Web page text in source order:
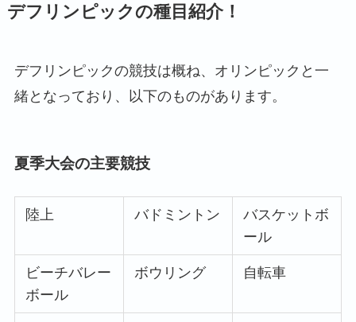
デフリンピックの種目紹介！
デフリンピックの競技は概ね、オリンピックと一
緒となっており、以下のものがあります。
夏季大会の主要競技
陸上 バドミントン
バスケットボ
ール
ビーチバレー
ボール
ボウリング 自転車